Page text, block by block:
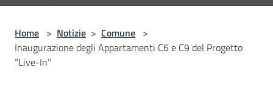
Home > Notizie > Comune >
Inaugurazione degli Appartamenti C6 e C9 del Progetto
“Live-In”